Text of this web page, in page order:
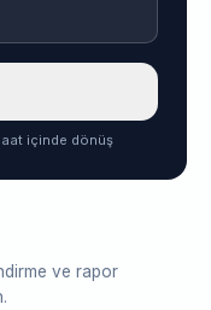
içinde dönüş
ve rapor